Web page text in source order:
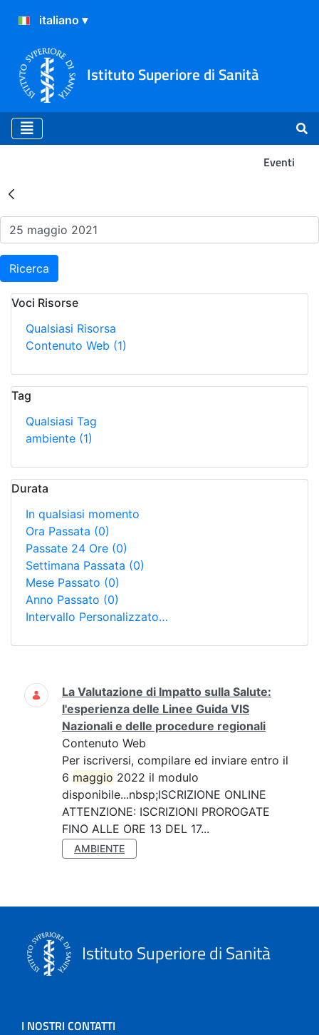
Istituto Superiore di Sanità
Eventi
Risultati della Ricerca -
Ricerca
Voci Risorse
Qualsiasi Risorsa
Contenuto Web (1)
Tag
Qualsiasi Tag
ambiente (1)
Durata
In qualsiasi momento
Ora Passata (0)
Passate 24 Ore (0)
Settimana Passata (0)
Mese Passato (0)
Anno Passato (0)
Intervallo Personalizzato…
Ricerca
La Valutazione di Impatto sulla Salute:
l'esperienza delle Linee Guida VIS
Nazionali e delle procedure regionali
Contenuto Web
Per iscriversi, compilare ed inviare entro il
6 maggio 2022 il modulo
disponibile...nbsp;ISCRIZIONE ONLINE
ATTENZIONE: ISCRIZIONI PROROGATE
FINO ALLE ORE 13 DEL 17...
AMBIENTE
Istituto Superiore di Sanità
I NOSTRI CONTATTI